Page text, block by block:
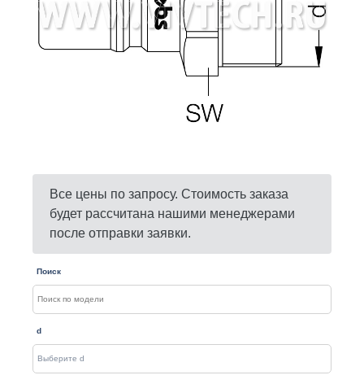
Все цены по запросу. Стоимость заказа
будет рассчитана нашими менеджерами
после отправки заявки.
Поиск
d